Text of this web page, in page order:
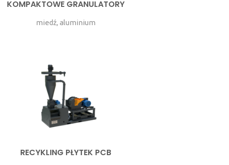
KOMPAKTOWE GRANULATORY
miedź, aluminium
RECYKLING PŁYTEK PCB